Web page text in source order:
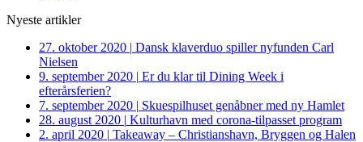
Nyeste artikler
27. oktober 2020 | Dansk klaverduo spiller nyfunden Carl
Nielsen
9. september 2020 | Er du klar til Dining Week i
efterårsferien?
7. september 2020 | Skuespilhuset genåbner med ny Hamlet
28. august 2020 | Kulturhavn med corona-tilpasset program
2. april 2020 | Takeaway – Christianshavn, Bryggen og Halen